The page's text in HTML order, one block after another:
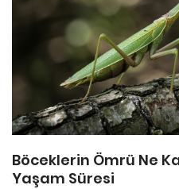
Böceklerin Ömrü Ne
Yaşam Süresi